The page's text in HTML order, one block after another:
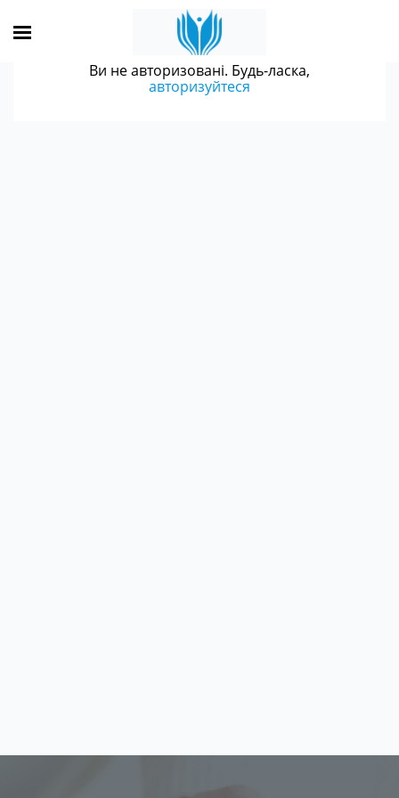
Ви не авторизовані. Будь-ласка,
авторизуйтеся